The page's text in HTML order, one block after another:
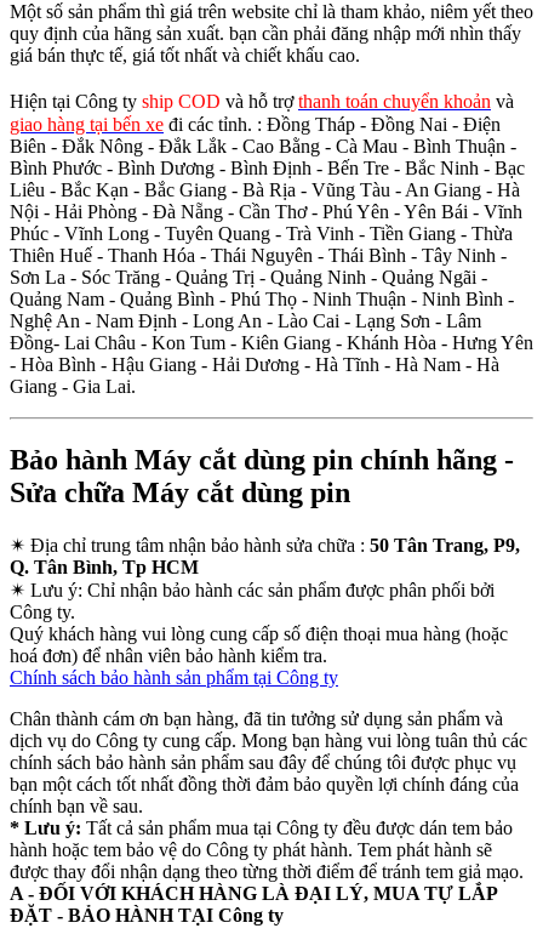
Một số sản phẩm thì giá trên website chỉ là tham khảo, niêm yết theo
quy định của hãng sản xuất. bạn cần phải đăng nhập mới nhìn thấy
giá bán thực tế, giá tốt nhất và chiết khấu cao.
Hiện tại Công ty ship COD và hỗ trợthanh toán chuyển khoản và
giao hàng tại bến xe đi các tỉnh. : Đồng Tháp - Đồng Nai - Điện
Biên - Đắk Nông - Đắk Lắk - Cao Bằng - Cà Mau - Bình Thuận -
Bình Phước - Bình Dương - Bình Định - Bến Tre - Bắc Ninh - Bạc
Liêu - Bắc Kạn - Bắc Giang - Bà Rịa - Vũng Tàu - An Giang - Hà
Nội - Hải Phòng - Đà Nẵng - Cần Thơ - Phú Yên - Yên Bái - Vĩnh
Phúc - Vĩnh Long - Tuyên Quang - Trà Vinh - Tiền Giang - Thừa
Thiên Huế - Thanh Hóa - Thái Nguyên - Thái Bình - Tây Ninh -
Sơn La - Sóc Trăng - Quảng Trị - Quảng Ninh - Quảng Ngãi -
Quảng Nam - Quảng Bình - Phú Thọ - Ninh Thuận - Ninh Bình -
Nghệ An - Nam Định - Long An - Lào Cai - Lạng Sơn - Lâm
Đồng- Lai Châu - Kon Tum - Kiên Giang - Khánh Hòa - Hưng Yên
- Hòa Bình - Hậu Giang - Hải Dương - Hà Tĩnh - Hà Nam - Hà
Giang - Gia Lai.
Bảo hành Máy cắt dùng pin chính hãng -
Sửa chữa Máy cắt dùng pin
✴ Địa chỉ trung tâm nhận bảo hành sửa chữa : 50 Tân Trang, P9,
Q. Tân Bình, Tp HCM
✴ Lưu ý: Chỉ nhận bảo hành các sản phẩm được phân phối bởi
Công ty.
Quý khách hàng vui lòng cung cấp số điện thoại mua hàng (hoặc
hoá đơn) để nhân viên bảo hành kiểm tra.
Chính sách bảo hành sản phẩm tại Công ty
Chân thành cám ơn bạn hàng, đã tin tưởng sử dụng sản phẩm và
dịch vụ do Công ty cung cấp. Mong bạn hàng vui lòng tuân thủ các
chính sách bảo hành sản phẩm sau đây để chúng tôi được phục vụ
bạn một cách tốt nhất đồng thời đảm bảo quyền lợi chính đáng của
chính bạn về sau.
* Lưu ý: Tất cả sản phẩm mua tại Công ty đều được dán tem bảo
hành hoặc tem bảo vệ do Công ty phát hành. Tem phát hành sẽ
được thay đổi nhận dạng theo từng thời điểm để tránh tem giả mạo.
A - ĐỐI VỚI KHÁCH HÀNG LÀ ĐẠI LÝ, MUA TỰ LẮP
ĐẶT - BẢO HÀNH TẠI Công ty